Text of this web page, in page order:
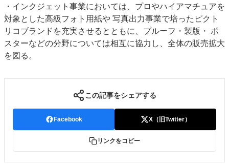
・インクジェット事業においては、プロやハイアマチュアを
対象とした高級フォト用紙や 写真出力事業で培ったピクト
リコブランドを充実させるとともに、プルーフ・製版・ ポ
スターなどの分野については相互に協力し、全体の販売拡大
を図る。
この記事をシェアする
Facebook X（旧Twitter）
リンクをコピー